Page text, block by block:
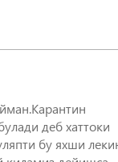
деб хаттоки
бу яхши